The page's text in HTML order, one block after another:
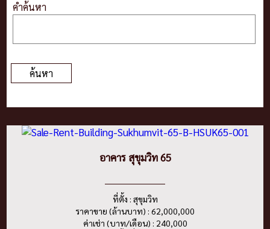
คำค้นหา
ค้นหา
อาคาร สุขุมวิท 65
ที่ตั้ง : สุขุมวิท
ราคาขาย (ล้านบาท) : 62,000,000
ค่าเช่า (บาท/เดือน) : 240,000